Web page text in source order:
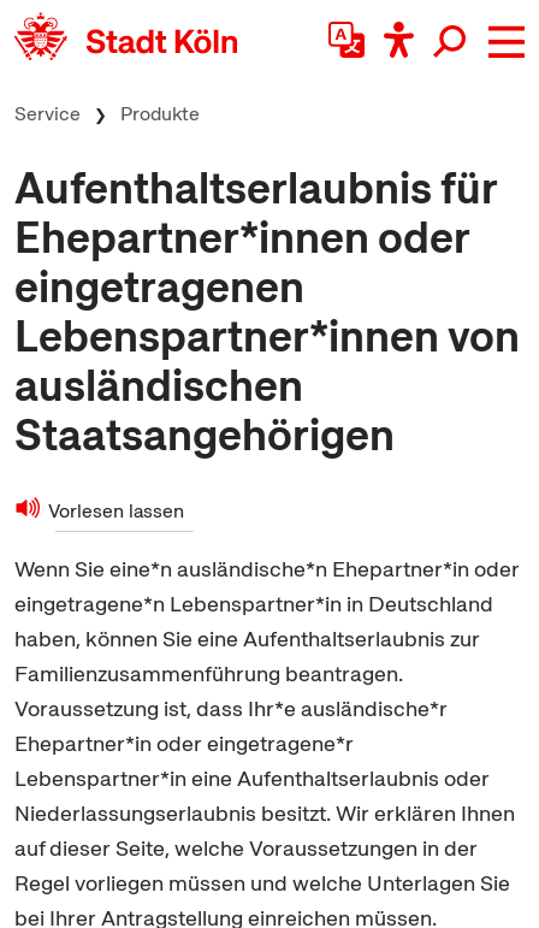
zum Inhalt springen
Service Produkte
Aufenthaltserlaubnis für
Ehepartner*innen oder
eingetragenen
Lebenspartner*innen von
ausländischen
Staatsangehörigen
Vorlesen lassen
Wenn Sie eine*n ausländische*n Ehepartner*in oder
eingetragene*n Lebenspartner*in in Deutschland
haben, können Sie eine Aufenthaltserlaubnis zur
Familienzusammenführung beantragen.
Voraussetzung ist, dass Ihr*e ausländische*r
Ehepartner*in oder eingetragene*r
Lebenspartner*in eine Aufenthaltserlaubnis oder
Niederlassungserlaubnis besitzt. Wir erklären Ihnen
auf dieser Seite, welche Voraussetzungen in der
Regel vorliegen müssen und welche Unterlagen Sie
bei Ihrer Antragstellung einreichen müssen.